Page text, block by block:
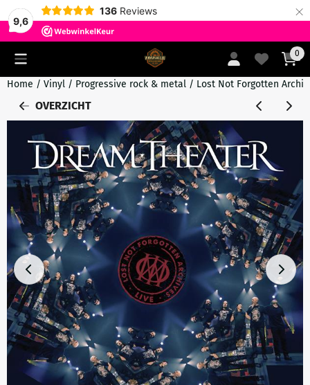
9,6
136 Reviews ×
Cookievoorkeuren zijn momenteel gesloten. 0
Home / Vinyl / Progressive rock & metal / Lost Not Forgotten
OVERZICHT